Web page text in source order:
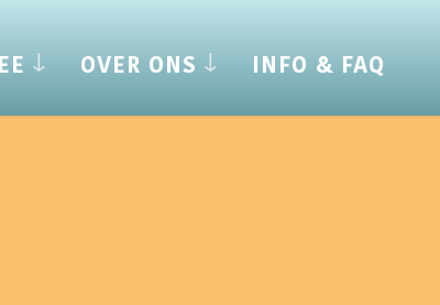
OVER ONS INFO & FAQ